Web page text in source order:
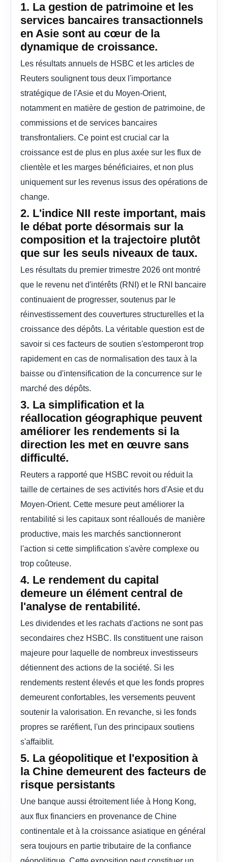
1. La gestion de patrimoine et les
services bancaires transactionnels
en Asie sont au cœur de la
dynamique de croissance.
Les résultats annuels de HSBC et les articles de
Reuters soulignent tous deux l'importance
stratégique de l'Asie et du Moyen-Orient,
notamment en matière de gestion de patrimoine, de
commissions et de services bancaires
transfrontaliers. Ce point est crucial car la
croissance est de plus en plus axée sur les flux de
clientèle et les marges bénéficiaires, et non plus
uniquement sur les revenus issus des opérations de
change.
2. L'indice NII reste important, mais
le débat porte désormais sur la
composition et la trajectoire plutôt
que sur les seuls niveaux de taux.
Les résultats du premier trimestre 2026 ont montré
que le revenu net d'intérêts (RNI) et le RNI bancaire
continuaient de progresser, soutenus par le
réinvestissement des couvertures structurelles et la
croissance des dépôts. La véritable question est de
savoir si ces facteurs de soutien s'estomperont trop
rapidement en cas de normalisation des taux à la
baisse ou d'intensification de la concurrence sur le
marché des dépôts.
3. La simplification et la
réallocation géographique peuvent
améliorer les rendements si la
direction les met en œuvre sans
difficulté.
Reuters a rapporté que HSBC revoit ou réduit la
taille de certaines de ses activités hors d'Asie et du
Moyen-Orient. Cette mesure peut améliorer la
rentabilité si les capitaux sont réalloués de manière
productive, mais les marchés sanctionneront
l'action si cette simplification s'avère complexe ou
trop coûteuse.
4. Le rendement du capital
demeure un élément central de
l'analyse de rentabilité.
Les dividendes et les rachats d'actions ne sont pas
secondaires chez HSBC. Ils constituent une raison
majeure pour laquelle de nombreux investisseurs
détiennent des actions de la société. Si les
rendements restent élevés et que les fonds propres
demeurent confortables, les versements peuvent
soutenir la valorisation. En revanche, si les fonds
propres se raréfient, l'un des principaux soutiens
s'affaiblit.
5. La géopolitique et l'exposition à
la Chine demeurent des facteurs de
risque persistants
Une banque aussi étroitement liée à Hong Kong,
aux flux financiers en provenance de Chine
continentale et à la croissance asiatique en général
sera toujours en partie tributaire de la confiance